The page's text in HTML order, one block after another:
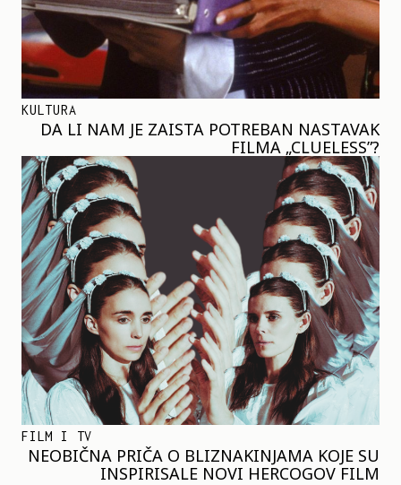
KULTURA
DA LI NAM JE ZAISTA POTREBAN NASTAVAK
FILMA „CLUELESS”?
FILM I TV
NEOBIČNA PRIČA O BLIZNAKINJAMA KOJE SU
INSPIRISALE NOVI HERCOGOV FILM